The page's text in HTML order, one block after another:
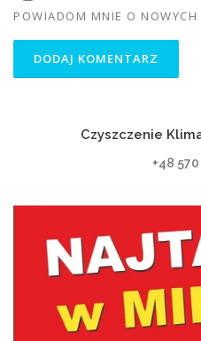
POWIADOM MNIE O
Czyszczenie
+48 570